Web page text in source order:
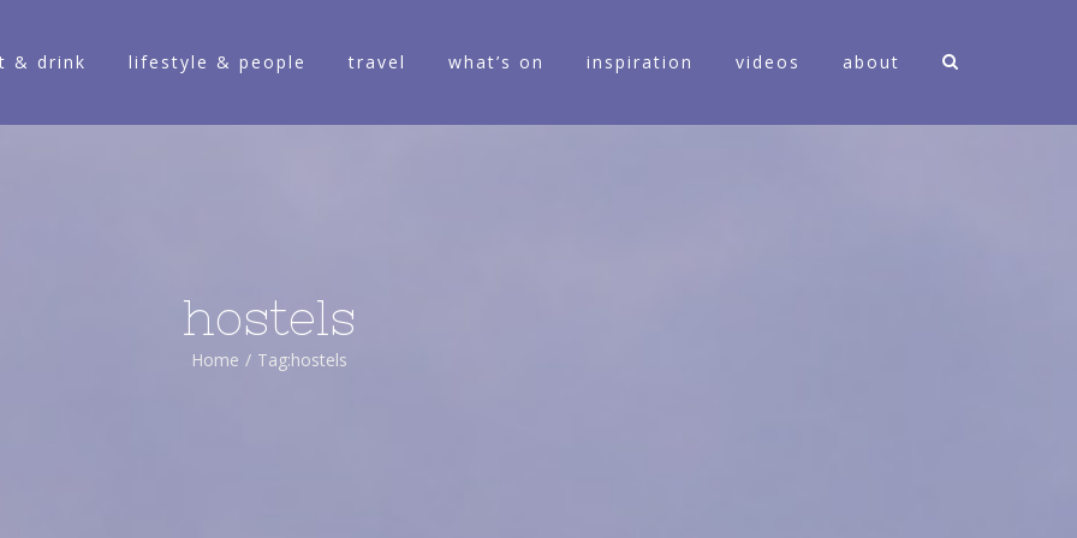
& drink lifestyle & people travel what’s on inspiration videos about
hostels
Home / Tag:hostels